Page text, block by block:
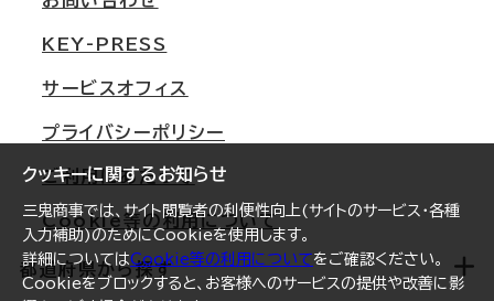
クッキーに関するお知らせ
三鬼商事では、サイト閲覧者の利便性向上(サイトのサービス・各種
入力補助)のためにCookieを使用します。
詳細についてはCookie等の利用についてをご確認ください。
Cookieをブロックすると、お客様へのサービスの提供や改善に影
大阪
名古屋
札幌
仙台
横浜
福岡
KEY-PRESS
サービスオフィス
プライバシーポリシー
ご利用にあたって
Cookie等の利用について
都道府県から探す